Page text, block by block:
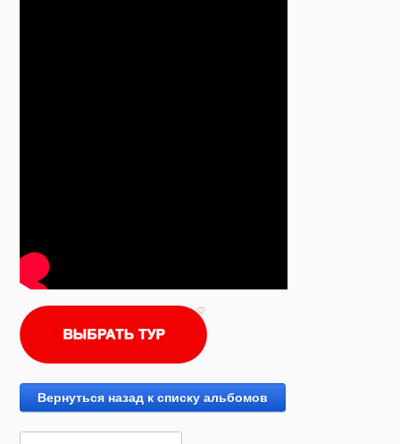
Вернуться назад к списку альбомов